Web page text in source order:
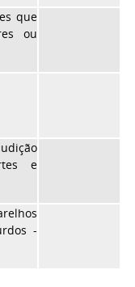
que
ou
e
-